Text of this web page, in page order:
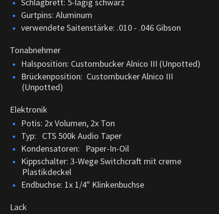
Gurtpins: Aluminum
verwendete Saitenstärke: .010 - .046 Gibson
Tonabnehmer
Halsposition: Custombucker Alnico III (Unpotted)
Brückenposition: Custombucker Alnico III
(Unpotted)
Elektronik
Potis: 2x Volumen, 2x Ton
Typ: CTS 500k Audio Taper
Kondensatoren: Paper-In-Oil
Kippschalter: 3-Wege Switchcraft mit creme
Plastikdeckel
Endbuchse: 1x 1/4" Klinkenbuchse
Lack